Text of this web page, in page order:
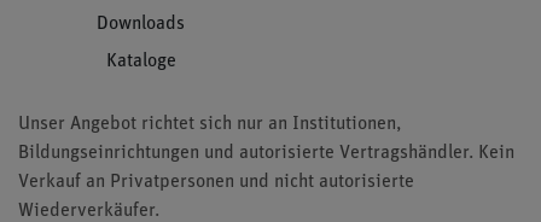
Downloads
Kataloge
Unser Angebot richtet sich nur an Institutionen,
Bildungseinrichtungen und autorisierte Vertragshändler. Kein
Verkauf an Privatpersonen und nicht autorisierte
Wiederverkäufer.